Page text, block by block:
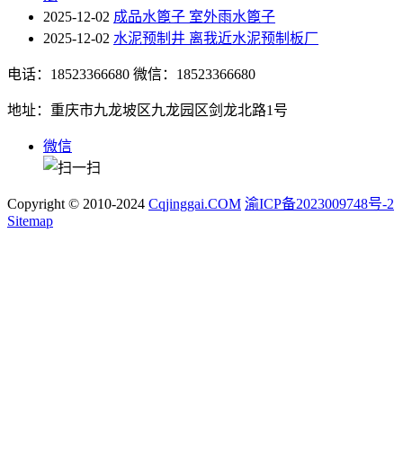
2025-12-02 成品水篦子 室外雨水篦子
2025-12-02 水泥预制井 离我近水泥预制板厂
电话：18523366680 微信：18523366680
地址：重庆市九龙坡区九龙园区剑龙北路1号
微信
Copyright © 2010-2024 Cqjinggai.COM 渝ICP备2023009748号-2
Sitemap